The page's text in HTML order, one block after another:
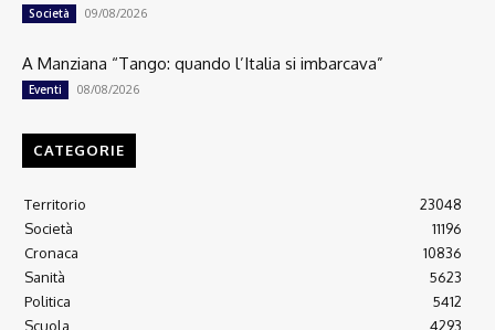
Società 09/08/2026
A Manziana “Tango: quando l’Italia si imbarcava”
Eventi 08/08/2026
CATEGORIE
Territorio
23048
Società
11196
Cronaca
10836
Sanità
5623
Politica
5412
Scuola
4293